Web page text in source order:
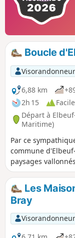
Boucle
Visorandonneur
6,88 km
2h 15
Facile
Départ à
Maritime)
Par ce
commune
paysages
ascension de la
Les
Bray
Visorandonneur